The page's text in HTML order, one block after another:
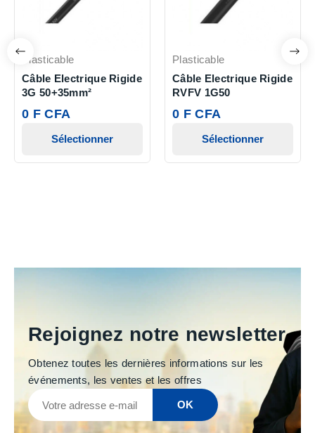
Plasticable
Câble Electrique Rigide
3G 50+35mm²
0 F CFA
Sélectionner
Plasticable
Câble Electrique Rigide
RVFV 1G50
0 F CFA
Sélectionner
Rejoignez notre newsletter
Obtenez toutes les dernières informations sur les
événements, les ventes et les offres